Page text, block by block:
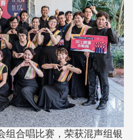
合唱比赛，荣获混声组银